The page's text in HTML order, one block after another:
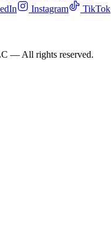
Instagram TikTok
— All rights reserved.